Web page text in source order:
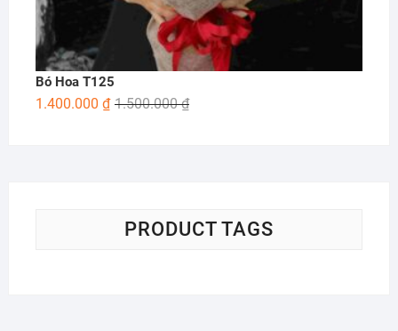
Bó Hoa T125
1.500.000₫
1.400.000 ₫
PRODUCT TAGS